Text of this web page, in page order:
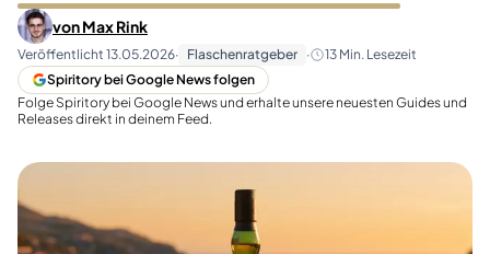
vonMax Rink
Veröffentlicht 13.05.2026· Flaschenratgeber · 13 Min. Lesezeit
Spiritory bei Google News folgen
Folge Spiritory bei Google News und erhalte unsere neuesten Guides und
Releases direkt in deinem Feed.